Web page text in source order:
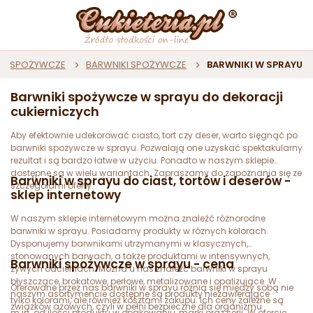
SPOŻYWCZE BARWNIKI SPOŻYWCZE BARWNIKI W SPRAYU
Barwniki spożywcze w sprayu do dekoracji
cukierniczych
Aby efektownie udekorować ciasto, tort czy deser, warto sięgnąć po
barwniki spożywcze w sprayu. Pozwalają one uzyskać spektakularny
rezultat i są bardzo łatwe w użyciu. Ponadto w naszym sklepie
dostępne są w wielu wariantach. Zapraszamy do zapoznania się ze
szczegółami oferty.
Barwniki w sprayu do ciast, tortów i deserów -
sklep internetowy
W naszym sklepie internetowym można znaleźć różnorodne
barwniki w sprayu. Posiadamy produkty w różnych kolorach.
Dysponujemy barwnikami utrzymanymi w klasycznych,
stonowanych barwach, a także produktami w intensywnych,
żywych odcieniach. Można u nas znaleźć barwniki w sprayu
błyszczące, brokatowe, perłowe, metalizowane i opalizujące. W
naszym asortymencie dostępne są produkty niezawierające
związków azowych, czyli w pełni bezpieczne dla organizmu
Barwniki spożywcze w sprayu - cena
Oferowane przez nas barwniki w sprayu różnią się między sobą nie
tylko kolorami, ale również kosztami zakupu. Ich ceny zależne są